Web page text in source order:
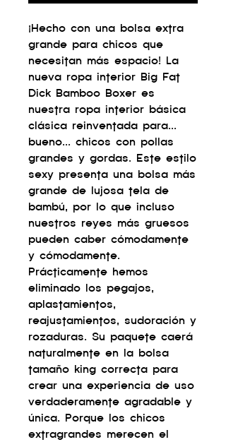
¡Hecho con una bolsa extra
grande para chicos que
necesitan más espacio! La
nueva ropa interior Big Fat
Dick Bamboo Boxer es
nuestra ropa interior básica
clásica reinventada para...
bueno... chicos con pollas
grandes y gordas. Este estilo
sexy presenta una bolsa más
grande de lujosa tela de
bambú, por lo que incluso
nuestros reyes más gruesos
pueden caber cómodamente
y cómodamente.
Prácticamente hemos
eliminado los pegajos,
aplastamientos,
reajustamientos, sudoración y
rozaduras. Su paquete caerá
naturalmente en la bolsa
tamaño king correcta para
crear una experiencia de uso
verdaderamente agradable y
única. Porque los chicos
extragrandes merecen el